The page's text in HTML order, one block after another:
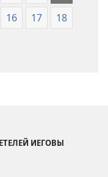
16 17
18
ИЕГОВЫ